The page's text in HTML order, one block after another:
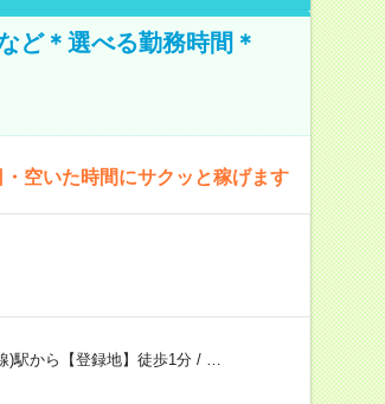
ど＊選べる勤務時間＊
空いた時間にサクッと稼げます
)駅から【登録地】徒歩1分/